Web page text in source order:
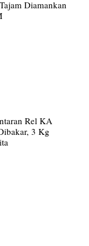
Diamankan
Rel KA
3 Kg